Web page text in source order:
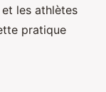
les athlètes
pratique